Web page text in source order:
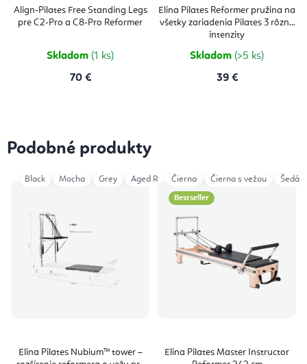
Align-Pilates Free Standing Legs
pre C2-Pro a C8-Pro Reformer
Skladom (1 ks)
70 €
Elina Pilates Reformer pružina na
všetky zariadenia Pilates 3 rôzne
intenzity
Skladom (>5 ks)
39 €
Podobné produkty
Elina Pilates Nubium™ tower –
Black Mocha Grey Aged Rose Eucalyptus Iceberg Light
Bestseller
Elina Pilates Master Instructor
Čierna Čierna s vežou Šedá